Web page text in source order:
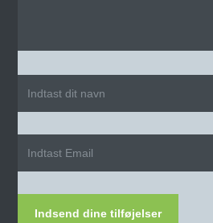
Indsend dine tilføjelser